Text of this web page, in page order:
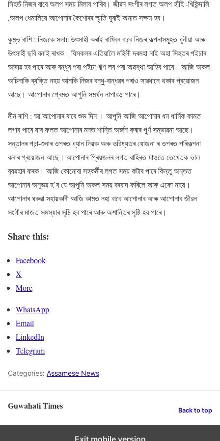
সিহতঁ নিজৰ বাবে অলপ সময় মিলাব পাৰিব। জীৱন সংগীৰ লগত অলপ হাঁহি -খিকিন্দালি
,অলপ ধেমালিয়ে আপোনাৰ কৈশোৰৰ স্মৃতি ঘুৰাই অনাত সক্ষম হব।
কুম্ভ ৰাশি : নিজকে সদায় উৎসাহী কৰাই ৰাখিবৰ বাবে নিজৰ কল্পনাসমূহত ধুনীয়া আৰু
উৎসাহী ছবি বনাই ৰাখক। যিসকলৰ এতিয়ালৈ মহিলী দৰমহা নাই অহা সিহতৰ পইচাৰ
অভাৱ হব পাৰে আৰু বন্ধুৰ পৰা পইচা ঋণ লব পৰা অৱস্থা আহিব পাৰে। আজি অকল
অচিনাকি ব্যক্তি নহয় আনকি নিজৰ বন্ধু-বান্ধৱৰ পৰাও সাৱধানে থকাৰ প্ৰয়োজন
আছে। আপোনাৰ প্ৰেমত আপুনি সমৰ্থন নাপাবও পাৰে।
মীন ৰাশি : আ আপোনাৰ বাবে শুভ দিন । আপুনি আজি আপোনাৰ ধন ধাৰ্মিক কামত
লগাব পাৰে যাৰ ফলত আপোনাৰ মনত শান্তি অৰ্জন কৰাৰ পুৰ্ণ সম্ভাৱনা আছে।
সন্তানৰ পঢ়া-শুনাৰ ওপৰত ধ্যান দিয়ক অৰু ভৱিষ্যতৰ যোজনা ৰ ওপৰত পৰিকল্পনা
কৰাৰ প্ৰয়োজন আছে। আপোনাৰ প্ৰিয়জনৰ লগত বাহিৰত যাওতে তেখেতক ভাল
ব্যৱহাৰ কৰক। আজি কোনোবা সহকৰ্মীৰ লগত সময় কটাব পাৰে কিন্তু অন্তত
আপোনাৰ অনুভৱ হ’ব যে আপুনি অকল সময় বৰবাদ কৰিলে আৰু একো নহয়।
আপোনাৰ ঘৰুৱা সহায়কাৰী আজি কামত নহা বাবে আপোনাৰ আৰু আপোনাৰ জীৱন
সংগীৰ মাজত সমস্যাৰ সৃষ্টি হব পাৰে আৰু অশান্তিৰ সৃষ্টি হব পাৰে।
Share this:
Facebook
X
More
WhatsApp
Email
LinkedIn
Telegram
Categories: Assamese News
Guwahati Times Back to top
Exit mobile version